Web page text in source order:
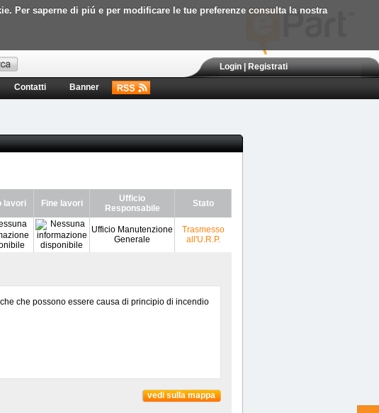
Per saperne di piú e per modificare le tue preferenze consulta la nostra
Login|Registrati
Contatti Banner
lavori Fine lavori
Ufficio
Responsabile
Stato
Ufficio Manutenzione
Generale
Trasmesso
all'U.R.P.
che possono essere causa di principio di incendio
vedi sulla mappa